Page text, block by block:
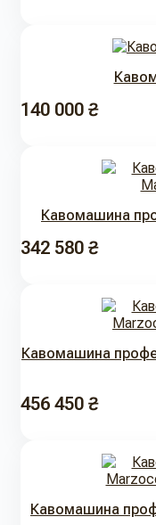
140 000 ₴
Кавомашина
342 580 ₴
Кавомашина
456 450 ₴
Кавомашина